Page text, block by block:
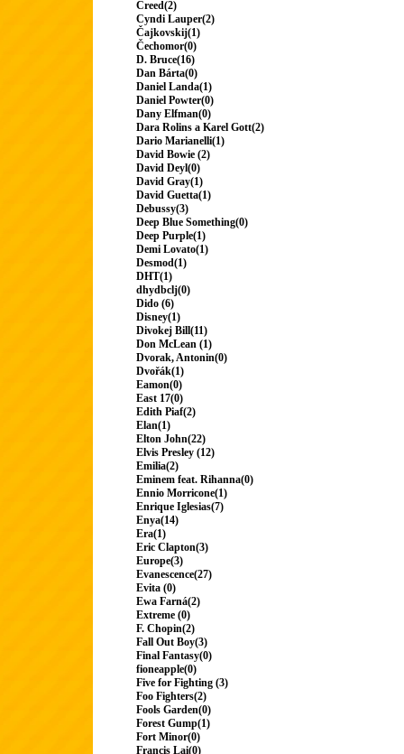
Creed(2)
Cyndi Lauper(2)
Čajkovskij(1)
Čechomor(0)
D. Bruce(16)
Dan Bárta(0)
Daniel Landa(1)
Daniel Powter(0)
Dany Elfman(0)
Dara Rolins a Karel Gott(2)
Dario Marianelli(1)
David Bowie (2)
David Deyl(0)
David Gray(1)
David Guetta(1)
Debussy(3)
Deep Blue Something(0)
Deep Purple(1)
Demi Lovato(1)
Desmod(1)
DHT(1)
dhydbclj(0)
Dido (6)
Disney(1)
Divokej Bill(11)
Don McLean (1)
Dvorak, Antonin(0)
Dvořák(1)
Eamon(0)
East 17(0)
Edith Piaf(2)
Elan(1)
Elton John(22)
Elvis Presley (12)
Emilia(2)
Eminem feat. Rihanna(0)
Ennio Morricone(1)
Enrique Iglesias(7)
Enya(14)
Era(1)
Eric Clapton(3)
Europe(3)
Evanescence(27)
Evita (0)
Ewa Farná(2)
Extreme (0)
F. Chopin(2)
Fall Out Boy(3)
Final Fantasy(0)
fioneapple(0)
Five for Fighting (3)
Foo Fighters(2)
Fools Garden(0)
Forest Gump(1)
Fort Minor(0)
Francis Lai(0)